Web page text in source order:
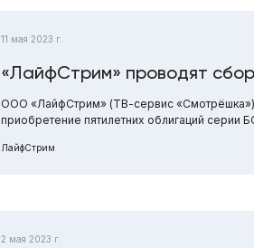
11 мая 2023 г.
«ЛайфСтрим» проводят
ООО «ЛайфСтрим» (ТВ-сервис «Смотрёшка»)
приобретение пятилетних облигаций
ЛайфСтрим
2 мая 2023 г.